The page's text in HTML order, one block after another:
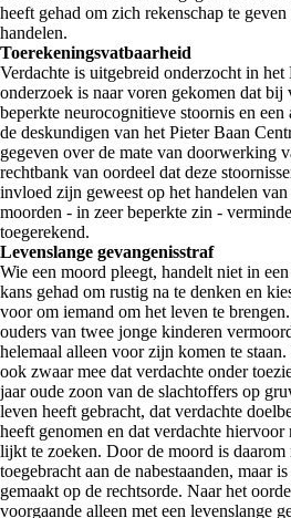
heeft gehad om zich rekenschap te
handelen.
Toerekeningsvatbaarheid
Verdachte is uitgebreid onderzocht in
onderzoek is naar voren gekomen dat bij
beperkte neurocognitieve stoornis en
de deskundigen van het Pieter Baan
gegeven over de mate van doorwerking
rechtbank van oordeel dat deze
invloed zijn geweest op het handelen
moorden - in zeer beperkte zin -
toegerekend.
Levenslange gevangenisstraf
Wie een moord pleegt, handelt niet in
kans gehad om rustig na te denken en
voor om iemand om het leven te
ouders van twee jonge kinderen
helemaal alleen voor zijn komen te
ook zwaar mee dat verdachte onder
jaar oude zoon van de slachtoffers op
leven heeft gebracht, dat verdachte
heeft genomen en dat verdachte
lijkt te zoeken. Door de moord is daarom
toegebracht aan de nabestaanden, maar
gemaakt op de rechtsorde. Naar het
voorgaande alleen met een levenslange